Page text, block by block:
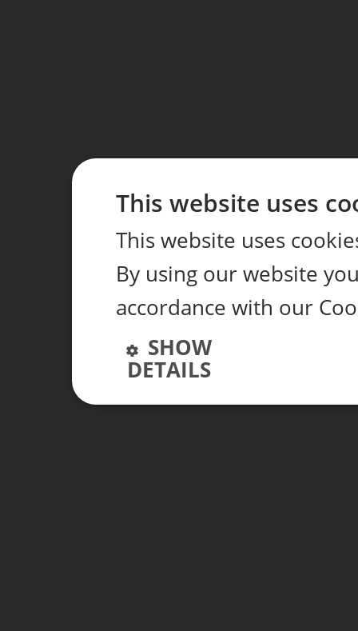
This website uses
This website uses
By using our website
accordance with our
SHOW
DETAILS